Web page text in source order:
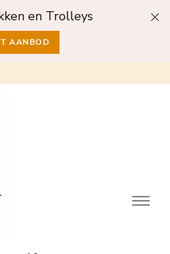
en Trolleys
AANBOD